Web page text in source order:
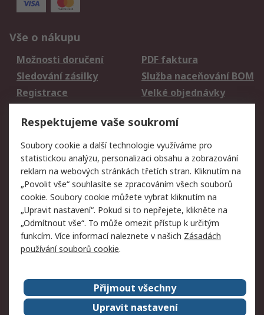
Vše o nákupu
Možnosti doručení
PDF faktura
Sledování zásilky
Služba naceňování BOM
Registrace
Velké objednávky
Právní
Autorská práva
Obchodní podmínky
společnosti RS
Prohlášení o ochraně
údajů
Zabezpečení
elektronické pošty
Zásady pro soubory
cookie
Zásady ochrany
osobních údajů
Kontakt
O naší společnosti
RS Group
Respektujeme vaše soukromí
Soubory cookie a další technologie využíváme pro
statistickou analýzu, personalizaci obsahu a zobrazování
reklam na webových stránkách třetích stran. Kliknutím na
„Povolit vše“ souhlasíte se zpracováním všech souborů
cookie. Soubory cookie můžete vybrat kliknutím na
„Upravit nastavení“. Pokud si to nepřejete, klikněte na
„Odmítnout vše“. To může omezit přístup k určitým
funkcím. Více informací naleznete v našich Zásadách
používání souborů cookie.
Přijmout všechny
Upravit nastavení